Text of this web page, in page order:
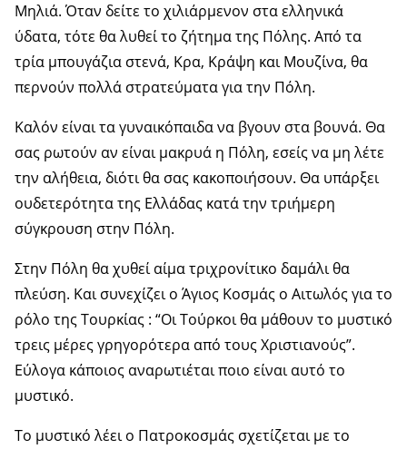
Μηλιά. Όταν δείτε το χιλιάρμενον στα ελληνικά
ύδατα, τότε θα λυθεί το ζήτημα της Πόλης. Από τα
τρία μπουγάζια στενά, Κρα, Κράψη και Μουζίνα, θα
περνούν πολλά στρατεύματα για την Πόλη.
Καλόν είναι τα γυναικόπαιδα να βγουν στα βουνά. Θα
σας ρωτούν αν είναι μακρυά η Πόλη, εσείς να μη λέτε
την αλήθεια, διότι θα σας κακοποιήσουν. Θα υπάρξει
ουδετερότητα της Ελλάδας κατά την τριήμερη
σύγκρουση στην Πόλη.
Στην Πόλη θα χυθεί αίμα τριχρονίτικο δαμάλι θα
πλεύση. Και συνεχίζει ο Άγιος Κοσμάς ο Αιτωλός για το
ρόλο της Τουρκίας : “Οι Τούρκοι θα μάθουν το μυστικό
τρεις μέρες γρηγορότερα από τους Χριστιανούς”.
Εύλογα κάποιος αναρωτιέται ποιο είναι αυτό το
μυστικό.
Το μυστικό λέει ο Πατροκοσμάς σχετίζεται με το